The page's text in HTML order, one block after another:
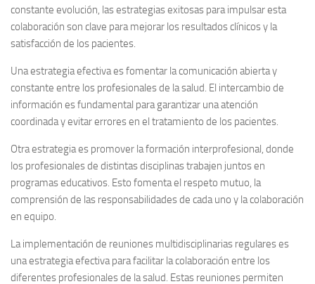
constante evolución, las estrategias exitosas para impulsar esta
colaboración son clave para mejorar los resultados clínicos y la
satisfacción de los pacientes.
Una estrategia efectiva es fomentar la comunicación abierta y
constante entre los profesionales de la salud. El intercambio de
información es fundamental para garantizar una atención
coordinada y evitar errores en el tratamiento de los pacientes.
Otra estrategia es promover la formación interprofesional, donde
los profesionales de distintas disciplinas trabajen juntos en
programas educativos. Esto fomenta el respeto mutuo, la
comprensión de las responsabilidades de cada uno y la colaboración
en equipo.
La implementación de reuniones multidisciplinarias regulares es
una estrategia efectiva para facilitar la colaboración entre los
diferentes profesionales de la salud. Estas reuniones permiten